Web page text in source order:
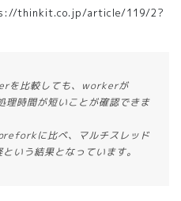
thinkit.co.jp/article/119/2?
を比較しても、workerが
時間が短いことが確認できま
に比べ、マルチスレッド
いう結果となっています。